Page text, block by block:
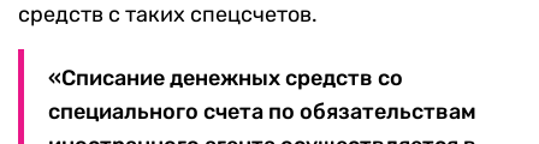
средств с таких спецсчетов.
«Списание денежных средств со
специального счета по обязательствам